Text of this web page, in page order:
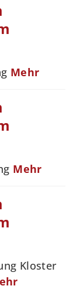
Mehr
Mehr
Kloster